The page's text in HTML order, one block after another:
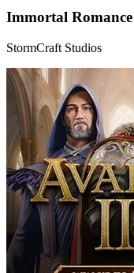
Immortal
StormCraft Studios